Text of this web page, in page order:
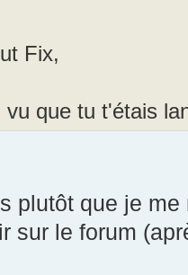
Fix,
vu que tu t'étais
plutôt que je
sur le forum